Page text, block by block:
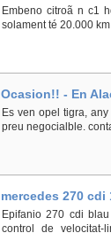
Embeno citroã n c1
solament té 20.000
Ocasion!! - En
Es ven opel tigra,
preu negocialble.
mercedes 270
Epifanio 270 cdi
control de velocitat-